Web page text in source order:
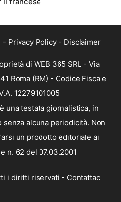
- Privacy Policy - Disclaimer
di WEB 365 SRL - Via
Roma (RM) - Codice Fiscale
12279101005
una testata giornalistica, in
alcuna periodicità. Non
un prodotto editoriale ai
n. 62 del 07.03.2001
i diritti riservati - Contattaci